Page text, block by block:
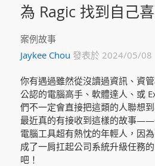
為 Ragic 找到自己
案例故事
Jaykee Chou 發表於 2024/05/08
你有遇過雖然從沒讀過資訊、資
公認的電腦高手、軟體達人、或
們不一定會直接把這類的人聯想
最近真的有接收到這樣的故事
電腦工具超有熱忱的年輕人，因
成了一肩扛起公司系統升級任務
吧！